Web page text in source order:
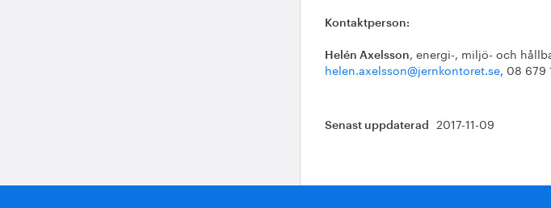
Kontaktperson:
Helén Axelsson, energi-, miljö- och
helen.axelsson@jernkontoret.se, 08 679
Senast uppdaterad 2017-11-09